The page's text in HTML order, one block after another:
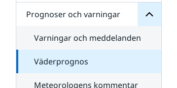
Prognoser och varningar
Varningar och meddelanden
Väderprognos
Meteorologens kommentar